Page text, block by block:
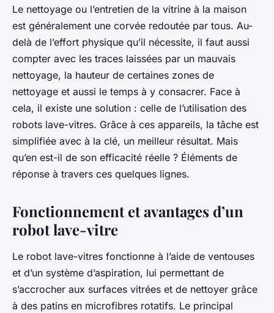
Entretien des vitrines à la
maison : Que vaut un robot
lave vitre ?
Mya•10 novembre 2025 •1 min de lecture
Le nettoyage ou l’entretien de la vitrine à la maison
est généralement une corvée redoutée par tous. Au-
delà de l’effort physique qu’il nécessite, il faut aussi
compter avec les traces laissées par un mauvais
nettoyage, la hauteur de certaines zones de
nettoyage et aussi le temps à y consacrer. Face à
cela, il existe une solution : celle de l’utilisation des
robots lave-vitres. Grâce à ces appareils, la tâche est
simplifiée avec à la clé, un meilleur résultat. Mais
qu’en est-il de son efficacité réelle ? Éléments de
réponse à travers ces quelques lignes.
Fonctionnement et avantages d’un
robot lave-vitre
Le robot lave-vitres fonctionne à l’aide de ventouses
et d’un système d’aspiration, lui permettant de
s’accrocher aux surfaces vitrées et de nettoyer grâce
à des patins en microfibres rotatifs. Le principal